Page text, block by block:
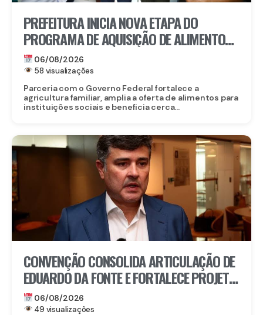
PREFEITURA INICIA NOVA ETAPA DO
PROGRAMA DE AQUISIÇÃO DE ALIMENTOS E
ANUNCIA CRIAÇÃO DO PAA RECIFE
06/08/2026
58 visualizações
Parceria com o Governo Federal fortalece a
agricultura familiar, amplia a oferta de alimentos para
instituições sociais e beneficia cerca...
CONVENÇÃO CONSOLIDA ARTICULAÇÃO DE
EDUARDO DA FONTE E FORTALECE PROJETO
PARA O SENADO
06/08/2026
49 visualizações